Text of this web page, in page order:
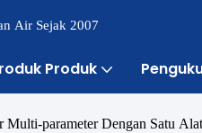
Air Sejak 2007
Produk
Multi-parameter Dengan Satu